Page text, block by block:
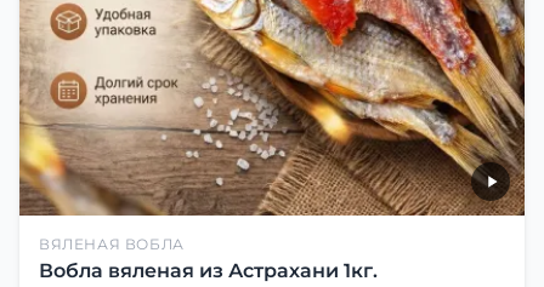
ВЯЛЕНАЯ ВОБЛА
Вобла вяленая из Астрахани 1кг.